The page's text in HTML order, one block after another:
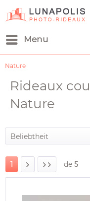
Menu
Nature
Rideaux
Nature
1 de 5